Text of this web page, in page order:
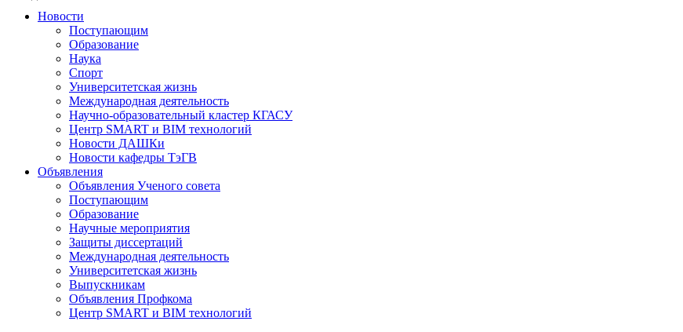
Новости
Поступающим
Образование
Наука
Спорт
Университетская жизнь
Международная деятельность
Научно-образовательный кластер КГАСУ
Центр SMART и BIM технологий
Новости ДАШКи
Новости кафедры ТэГВ
Объявления
Объявления Ученого совета
Поступающим
Образование
Научные мероприятия
Защиты диссертаций
Международная деятельность
Университетская жизнь
Выпускникам
Объявления Профкома
Центр SMART и BIM технологий